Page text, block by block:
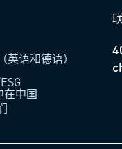
英语和德语）
在中国